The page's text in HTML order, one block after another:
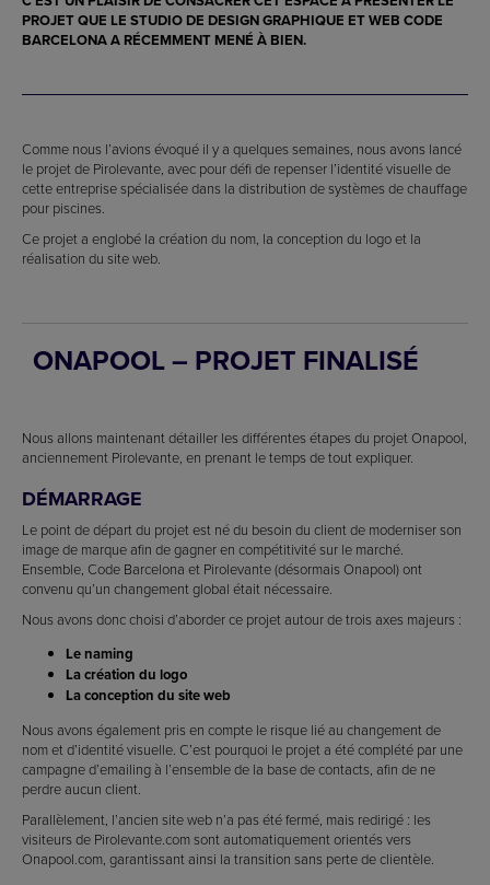
PROJET QUE LE STUDIO DE DESIGN GRAPHIQUE ET WEB CODE
BARCELONA A RÉCEMMENT MENÉ À BIEN.
Comme nous l’avions évoqué il y a quelques semaines, nous avons lancé
le projet de Pirolevante, avec pour défi de repenser l’identité visuelle de
cette entreprise spécialisée dans la distribution de systèmes de chauffage
pour piscines.
Ce projet a englobé la création du nom, la conception du logo et la
réalisation du site web.
ONAPOOL – PROJET FINALISÉ
Nous allons maintenant détailler les différentes étapes du projet Onapool,
anciennement Pirolevante, en prenant le temps de tout expliquer.
DÉMARRAGE
Le point de départ du projet est né du besoin du client de moderniser son
image de marque afin de gagner en compétitivité sur le marché.
Ensemble, Code Barcelona et Pirolevante (désormais Onapool) ont
convenu qu’un changement global était nécessaire.
Nous avons donc choisi d’aborder ce projet autour de trois axes majeurs :
Le naming
La création du logo
La conception du site web
Nous avons également pris en compte le risque lié au changement de
nom et d’identité visuelle. C’est pourquoi le projet a été complété par une
campagne d’emailing à l’ensemble de la base de contacts, afin de ne
perdre aucun client.
Parallèlement, l’ancien site web n’a pas été fermé, mais redirigé : les
visiteurs de Pirolevante.com sont automatiquement orientés vers
Onapool.com, garantissant ainsi la transition sans perte de clientèle.